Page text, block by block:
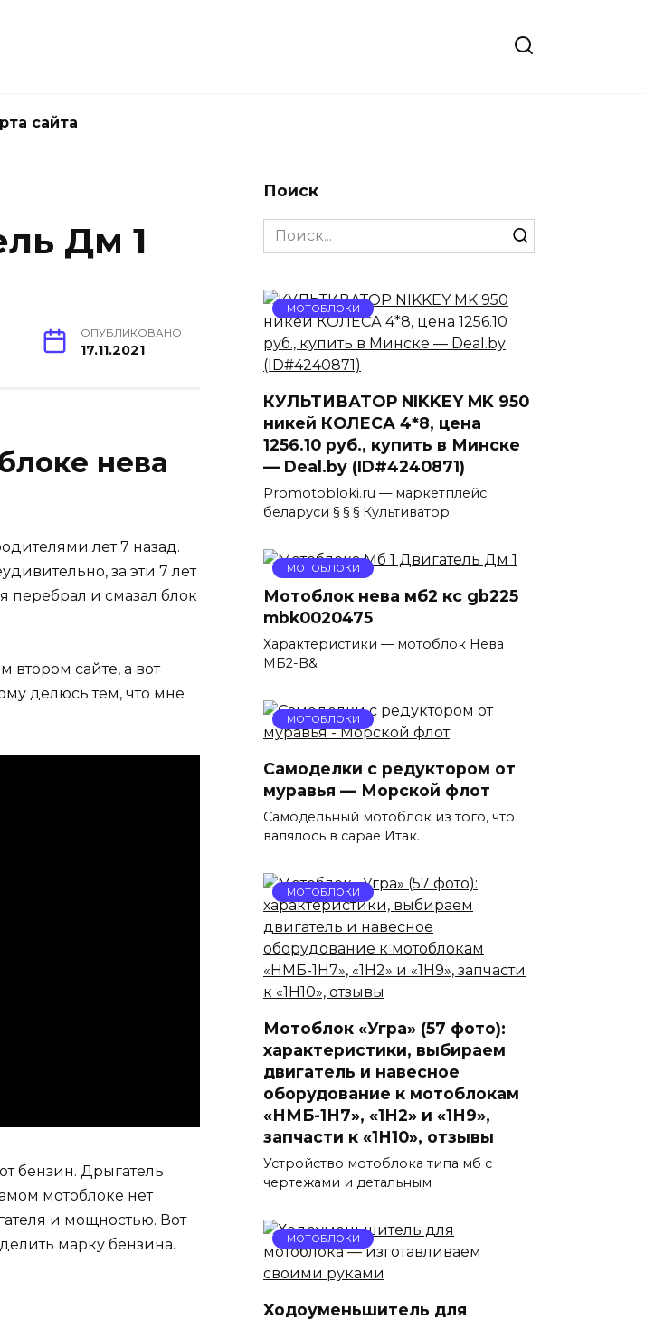
сайта
Дм 1
ОПУБЛИКОВАНО
17.11.2021
нева
лет 7 назад.
за эти 7 лет
перебрал и смазал блок
втором сайте, а вот
делюсь тем, что мне
бензин. Дрыгатель
мотоблоке нет
и мощностью. Вот
марку бензина.
Поиск
Search
for:
МОТОБЛОКИ
КУЛЬТИВАТОР NIKKEY MK 950
никей КОЛЕСА 4*8, цена
1256.10 руб., купить в Минске
— Deal.by (ID#4240871)
Promotobloki.ru — маркетплейс
беларуси § § § Культиватор
МОТОБЛОКИ
Мотоблок нева мб2 кс gb225
mbk0020475
Характеристики — мотоблок Нева
МБ2-B&
МОТОБЛОКИ
Самоделки с редуктором от
муравья — Морской флот
Самодельный мотоблок из того, что
валялось в сарае Итак.
МОТОБЛОКИ
Мотоблок «Угра» (57 фото):
характеристики, выбираем
двигатель и навесное
оборудование к мотоблокам
«НМБ-1Н7», «1Н2» и «1Н9»,
запчасти к «1Н10», отзывы
Устройство мотоблока типа мб с
чертежами и детальным
МОТОБЛОКИ
Ходоуменьшитель для